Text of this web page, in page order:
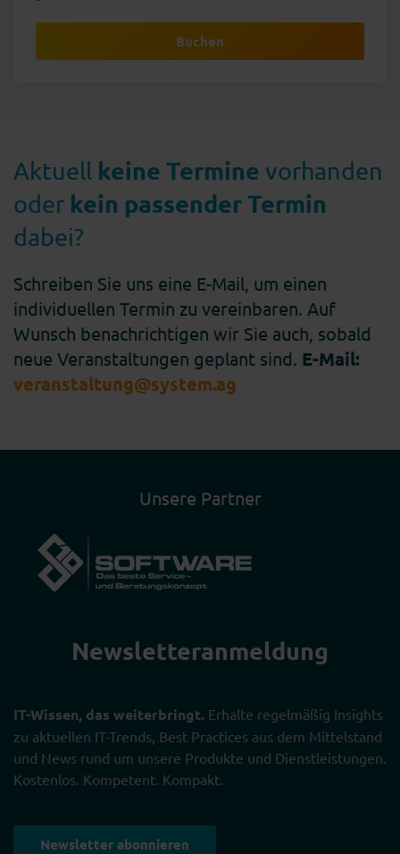
Buchen
Aktuell keine Termine vorhanden
oder kein passenderTermin
dabei?
Schreiben Sie uns eine E-Mail, um einen
individuellen Termin zu vereinbaren. Auf
Wunsch benachrichtigen wir Sie auch, sobald
neue Veranstaltungen geplant sind. E-Mail:
veranstaltung@system.ag
Unsere Partner
Newsletter­anmeldung
IT-Wissen, das weiterbringt. Erhalte regelmäßig Insights
zu aktuellen IT-Trends, Best Practices aus dem Mittelstand
und News rund um unsere Produkte und Dienstleistungen.
Kostenlos. Kompetent. Kompakt.
Newsletter abonnieren